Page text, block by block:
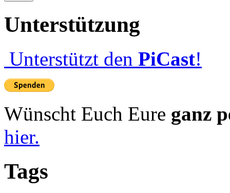
Unterstützung
Unterstützt den PiCast!
Wünscht Euch Eure ganz
hier.
Tags